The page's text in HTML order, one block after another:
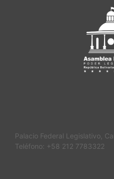
Palacio Federal Legislativo,
Teléfono: +58 212 7783322